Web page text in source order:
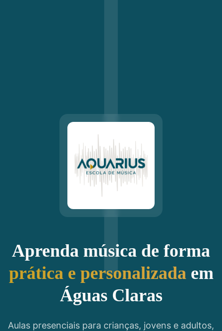
Aprenda música de forma
prática e personalizada em
Águas Claras
Aulas presenciais para crianças, jovens e adultos,